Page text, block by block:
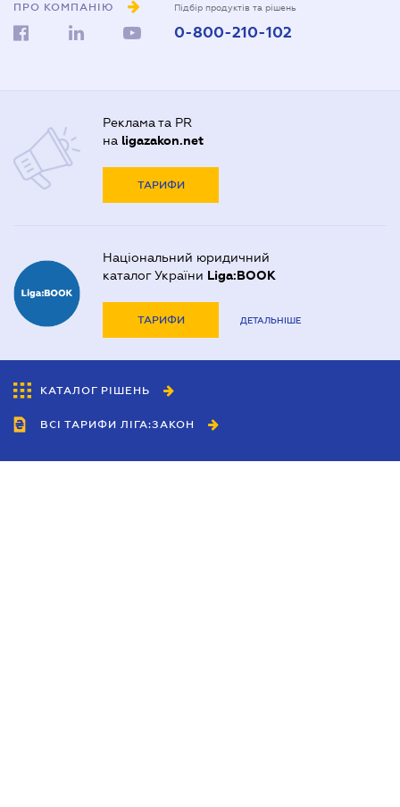
ПРО КОМПАНІЮ Підбір продуктів та рішень
0-800-210-102
Реклама та PR
на ligazakon.net
ТАРИФИ
Національний юридичний
каталог України Liga:BOOK
ТАРИФИ ДЕТАЛЬНІШЕ
КАТАЛОГ РІШЕНЬ
ВСІ ТАРИФИ ЛІГА:ЗАКОН